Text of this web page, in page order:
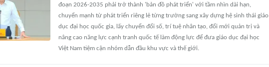
đoạn 2026-2035 phải trở thành 'bản đồ phát triển' với tầm nhìn dài hạn,
chuyển mạnh từ phát triển riêng lẻ từng trường sang xây dựng hệ sinh thái giáo
dục đại học quốc gia, lấy chuyển đổi số, trí tuệ nhân tạo, đổi mới quản trị và
nâng cao năng lực cạnh tranh quốc tế làm động lực để đưa giáo dục đại học
Việt Nam tiệm cận nhóm dẫn đầu khu vực và thế giới.